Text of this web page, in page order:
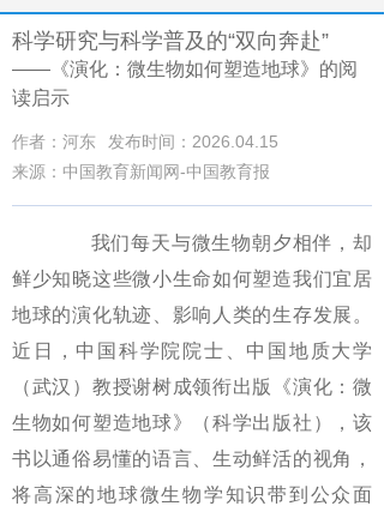
科学研究与科学普及的“双向奔赴”
——《演化：微生物如何塑造地球》的阅
读启示
作者：河东
发布时间：2026.04.15
来源：中国教育新闻网-中国教育报
我们每天与微生物朝夕相伴，却
鲜少知晓这些微小生命如何塑造我们宜居
地球的演化轨迹、影响人类的生存发展。
近日，中国科学院院士、中国地质大学
（武汉）教授谢树成领衔出版《演化：微
生物如何塑造地球》（科学出版社），该
书以通俗易懂的语言、生动鲜活的视角，
将高深的地球微生物学知识带到公众面